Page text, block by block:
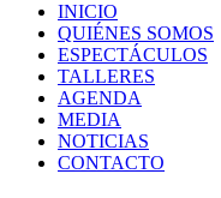
INICIO
QUIÉNES SOMOS
ESPECTÁCULOS
TALLERES
AGENDA
MEDIA
NOTICIAS
CONTACTO